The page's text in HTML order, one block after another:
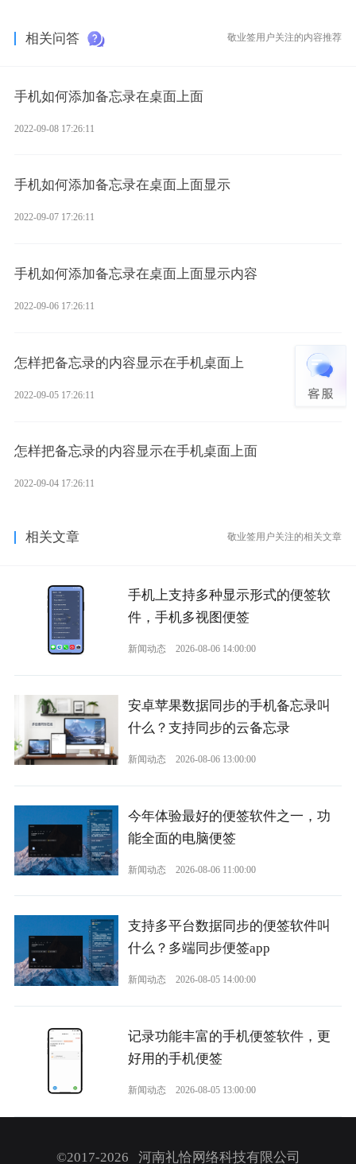
相关问答 敬业签用户关注的内容推荐
手机如何添加备忘录在桌面上面
2022-09-08 17:26:11
手机如何添加备忘录在桌面上面显示
2022-09-07 17:26:11
手机如何添加备忘录在桌面上面显示内容
2022-09-06 17:26:11
怎样把备忘录的内容显示在手机桌面上
2022-09-05 17:26:11
怎样把备忘录的内容显示在手机桌面上面
2022-09-04 17:26:11
相关文章 敬业签用户关注的相关文章
手机上支持多种显示形式的便签软
件，手机多视图便签
新闻动态 2026-08-06 14:00:00
安卓苹果数据同步的手机备忘录叫
什么？支持同步的云备忘录
新闻动态 2026-08-06 13:00:00
今年体验最好的便签软件之一，功
能全面的电脑便签
新闻动态 2026-08-06 11:00:00
支持多平台数据同步的便签软件叫
什么？多端同步便签app
新闻动态 2026-08-05 14:00:00
记录功能丰富的手机便签软件，更
好用的手机便签
新闻动态 2026-08-05 13:00:00
©2017-2026 河南礼恰网络科技有限公司